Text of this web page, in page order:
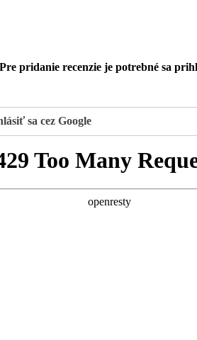
Pre pridanie recenzie je potrebné sa
sa cez Google